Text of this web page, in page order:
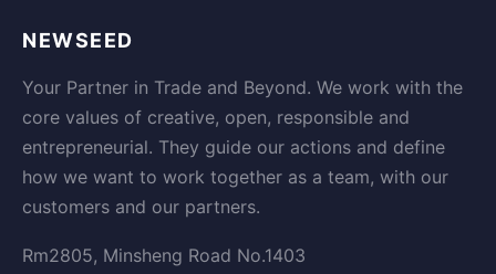
NEWSEED
Your Partner in Trade and Beyond. We work with the
core values of creative, open, responsible and
entrepreneurial. They guide our actions and define
how we want to work together as a team, with our
customers and our partners.
Rm2805, Minsheng Road No.1403